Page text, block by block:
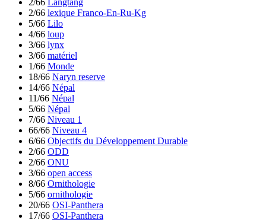
2/66 lexique Franco-En-Ru-Kg
5/66 Lilo
4/66 loup
3/66 lynx
3/66 matériel
1/66 Monde
18/66 Naryn reserve
14/66 Népal
11/66 Népal
5/66 Népal
7/66 Niveau 1
66/66 Niveau 4
6/66 Objectifs du Développement Durable
2/66 ODD
2/66 ONU
3/66 open access
8/66 Ornithologie
5/66 ornithologie
20/66 OSI-Panthera
17/66 OSI-Panthera